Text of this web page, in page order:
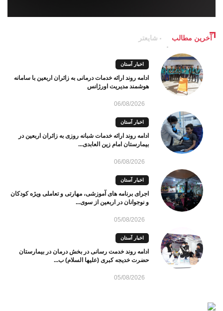
آخرین مطالب شایعتر
اخبار آستان
ادامه روند ارائه خدمات درمانی به زائران اربعین با سامانه
هوشمند مدیریت اورژانس
06/08/2026
اخبار آستان
ادامه روند ارائه خدمات شبانه روزی به زائران اربعین در
بیمارستان امام زین العابدی...
06/08/2026
اخبار آستان
اجرای برنامه های آموزشی، مهارتی و تعاملی ویژه کودکان
و نوجوانان در اربعین از سوی...
05/08/2026
اخبار آستان
ادامه روند خدمت رسانی در بخش درمان در بیمارستان
حضرت خدیجه کبری (علیها السلام) ب...
05/08/2026